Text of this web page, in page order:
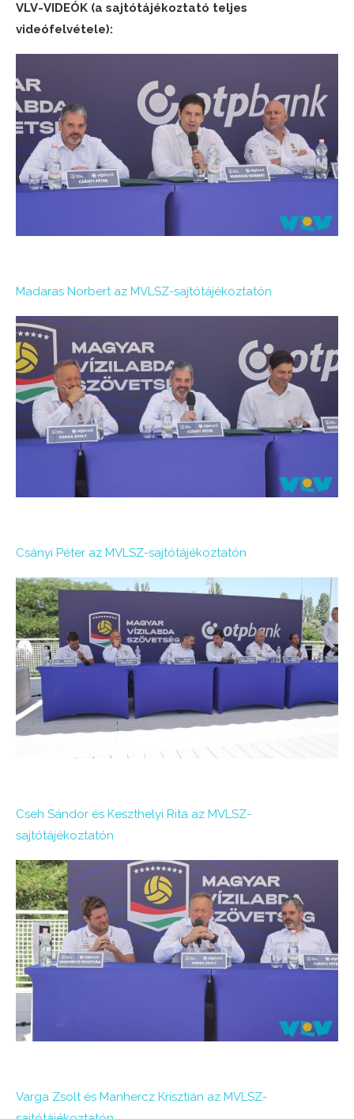
VLV-VIDEÓK (a sajtótájékoztató teljes
videófelvétele):
Madaras Norbert az MVLSZ-sajtótájékoztatón
Csányi Péter az MVLSZ-sajtótájékoztatón
Cseh Sándor és Keszthelyi Rita az MVLSZ-
sajtótájékoztatón
Varga Zsolt és Manhercz Krisztián az MVLSZ-